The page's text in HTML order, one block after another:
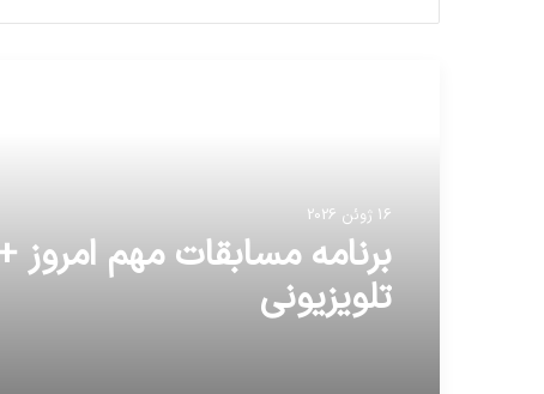
16 ژوئن 2026
برنامه مسابقات مهم
تلویزیونی